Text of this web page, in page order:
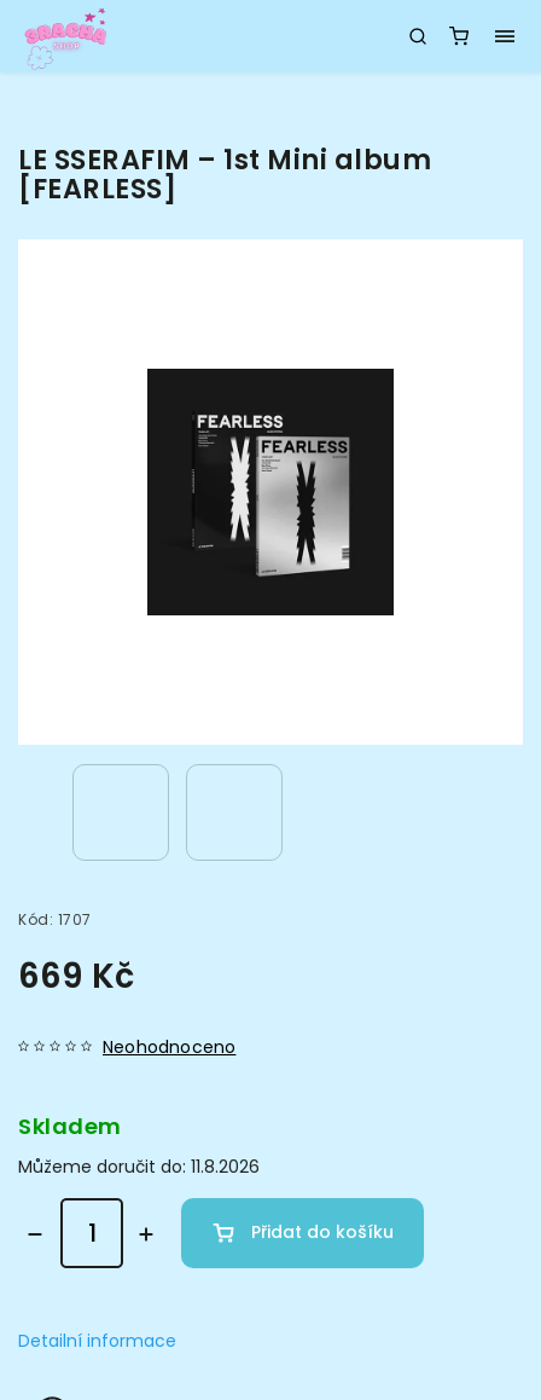
LE SSERAFIM – 1st Mini album
[FEARLESS]
Kód: 1707
669 Kč
Neohodnoceno
Skladem
Můžeme doručit do: 11.8.2026
Přidat do košíku
Detailní informace